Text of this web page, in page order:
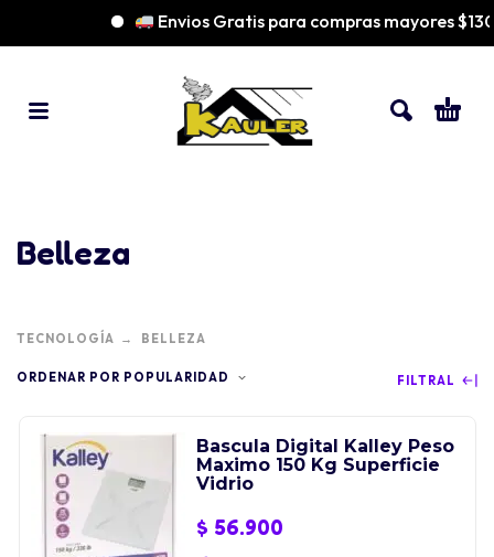
Envios Gratis para compras mayores
Belleza
TECNOLOGÍA BELLEZA
ORDENAR POR POPULARIDAD FILTRAL
Bascula Digital Kalley Peso
Maximo 150 Kg Superficie
Vidrio
$ 56.900